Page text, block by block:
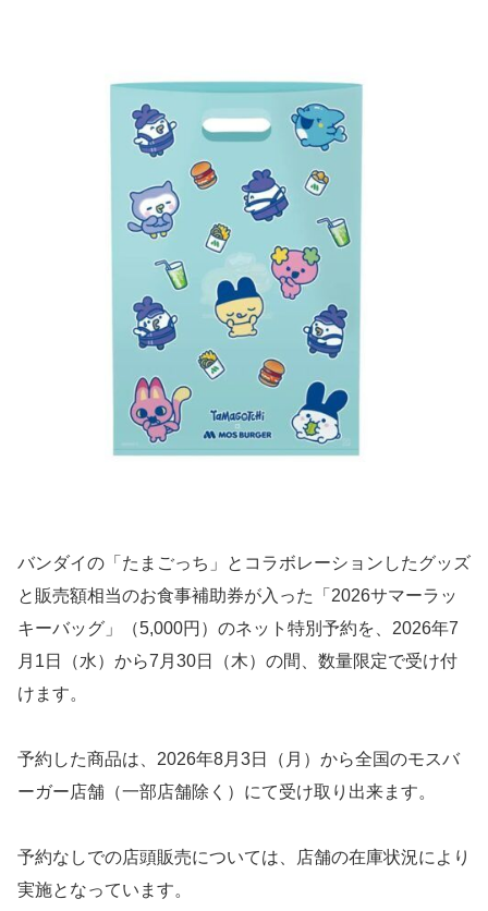
バンダイの「たまごっち」とコラボレーションしたグッズ
と販売額相当のお食事補助券が入った「2026サマーラッ
キーバッグ」（5,000円）のネット特別予約を、2026年7
月1日（水）から7月30日（木）の間、数量限定で受け付
けます。
予約した商品は、2026年8月3日（月）から全国のモスバ
ーガー店舗（一部店舗除く）にて受け取り出来ます。
予約なしでの店頭販売については、店舗の在庫状況により
実施となっています。